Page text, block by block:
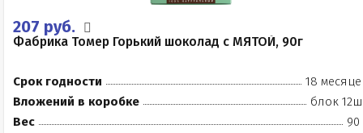
207 руб.
Фабрика Томер Горький шоколад с МЯТОЙ, 90г
Срок годности
18
Вложений в коробке
блок
Вес
90